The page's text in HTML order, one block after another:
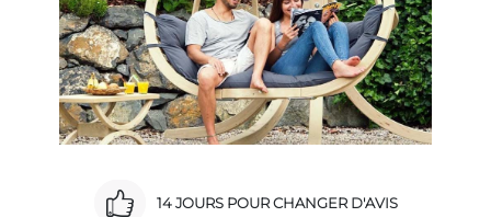
14 JOURS POUR CHANGER D'AVIS